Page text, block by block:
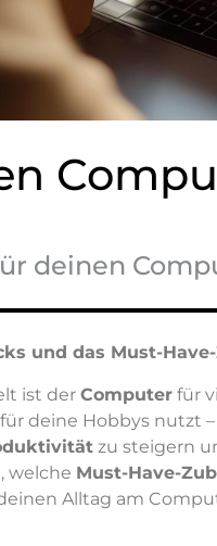
deinen
und das Must-
ist der Computer für
deine Hobbys nutzt
zu steigern
welche Must-Have-
Alltag am